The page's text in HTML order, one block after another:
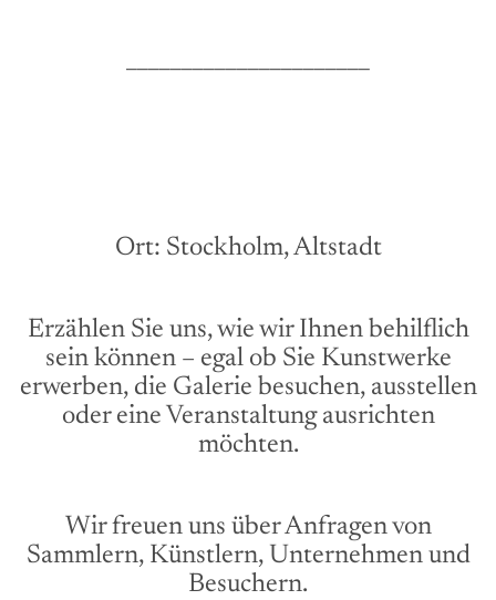
Ort: Stockholm, Altstadt
Erzählen Sie uns, wie wir Ihnen behilflich
sein können – egal ob Sie Kunstwerke
erwerben, die Galerie besuchen, ausstellen
oder eine Veranstaltung ausrichten
möchten.
Wir freuen uns über Anfragen von
Sammlern, Künstlern, Unternehmen und
Besuchern.